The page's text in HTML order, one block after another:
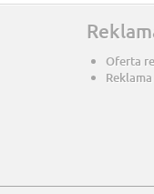
Oferta